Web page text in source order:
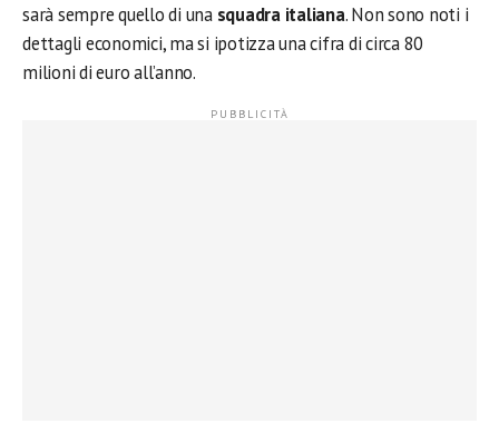
sarà sempre quello di una squadra italiana. Non sono noti i
dettagli economici, ma si ipotizza una cifra di circa 80
milioni di euro all’anno.